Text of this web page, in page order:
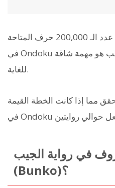
في الواقع، التحقق مما إذا كان عدد الـ 200,000 حرف المتاحة
في Ondoku يعادل روايتين من روايات الجيب هو مهمة شاقة
للغاية.
مما إذا كانت الخطة القيمة
في رواية الجيب
(Bunko)؟